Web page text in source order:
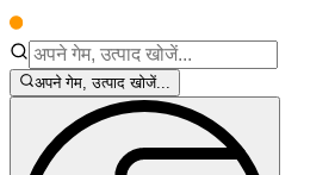
अपने गेम, उत्पाद खोजें...